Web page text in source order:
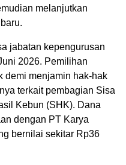
melanjutkan
jabatan kepengurusan
2026. Pemilihan
demi menjamin hak-hak
terkait pembagian Sisa
Kebun (SHK). Dana
dengan PT Karya
bernilai sekitar Rp36